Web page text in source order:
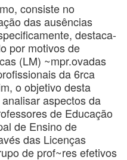
consiste no
das ausências
destaca-
por motivos de
(LM) ~mpr.ovadas
da 6rca
o objetivo desta
aspectos da
de Educação
de Ensino de
das Licenças
de prof~res efetivos